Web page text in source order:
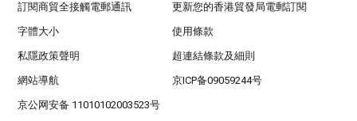
訂閱商貿全接觸電郵通訊 更新您的香港貿發局電郵訂閱
字體大小 使用條款
私隱政策聲明 超連結條款及細則
網站導航 京ICP备09059244号
京公网安备 11010102003523号